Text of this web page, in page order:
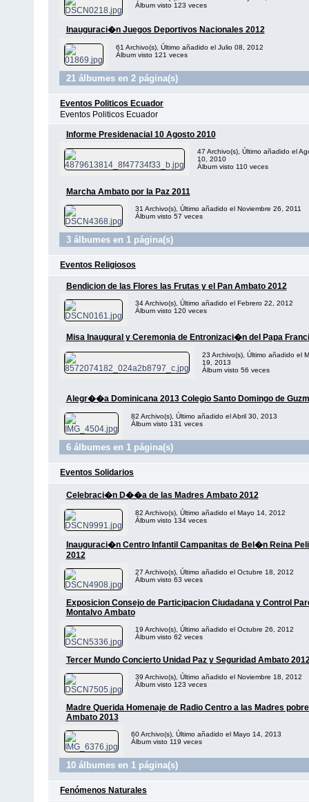
Álbum visto 123 veces
Inauguraci�n Juegos Deportivos Nacionales 2012
61 Archivo(s), Último añadido el Julio 08, 2012
Álbum visto 121 veces
21 álbumes en 2 página(s)
Eventos Politicos Ecuador
Eventos Politicos Ecuador
Informe Presidenacial 10 Agosto 2010
47 Archivo(s), Último añadido el
10, 2010
Álbum visto 110 veces
Marcha Ambato por la Paz 2011
31 Archivo(s), Último añadido el Noviembre 26, 2011
Álbum visto 57 veces
3 álbumes en 1 página(s)
Eventos Religiosos
Bendicion de las Flores las Frutas y el Pan Ambato 2012
34 Archivo(s), Último añadido el Febrero 22, 2012
Álbum visto 120 veces
Misa Inaugural y Ceremonia de Entronizaci�n del Papa
23 Archivo(s), Último añadido el
19, 2013
Álbum visto 56 veces
Alegr��a Dominicana 2013 Colegio Santo Domingo de
82 Archivo(s), Último añadido el Abril 30, 2013
Álbum visto 131 veces
6 álbumes en 1 página(s)
Eventos Solidarios
Celebraci�n D��a de las Madres Ambato 2012
82 Archivo(s), Último añadido el Mayo 14, 2012
Álbum visto 134 veces
Inauguraci�n Centro Infantil Campanitas de Bel�n Reina
2012
27 Archivo(s), Último añadido el Octubre 18, 2012
Álbum visto 63 veces
Exposicion Consejo de Participacion Ciudadana y Control
Montalvo Ambato
19 Archivo(s), Último añadido el Octubre 26, 2012
Álbum visto 62 veces
Tercer Mundo Concierto Unidad Paz y Seguridad Ambato
39 Archivo(s), Último añadido el Noviembre 18, 2012
Álbum visto 123 veces
Madre Querida Homenaje de Radio Centro a las Madres
Ambato 2013
60 Archivo(s), Último añadido el Mayo 14, 2013
Álbum visto 119 veces
10 álbumes en 1 página(s)
Fenómenos Naturales